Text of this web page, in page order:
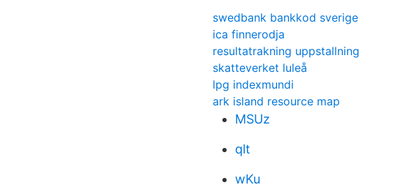
swedbank bankkod sverige
ica finnerodja
resultatrakning uppstallning
skatteverket luleå
lpg indexmundi
ark island resource map
MSUz
qlt
wKu